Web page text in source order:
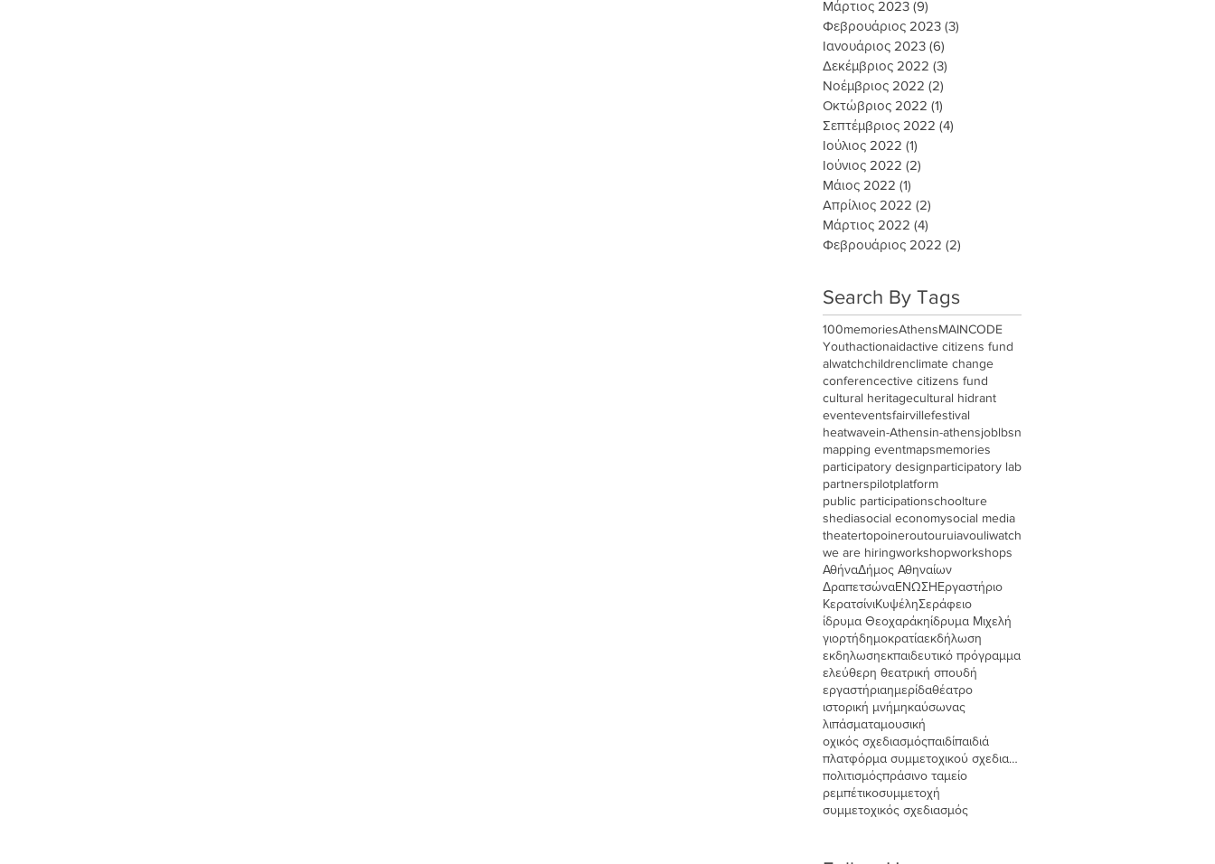
Μάρτιος 2023 (9)
Φεβρουάριος 2023 (3)
Ιανουάριος 2023 (6)
Δεκέμβριος 2022 (3)
Νοέμβριος 2022 (2)
Οκτώβριος 2022 (1)
Σεπτέμβριος 2022 (4)
Ιούλιος 2022 (1)
Ιούνιος 2022 (2)
Μάιος 2022 (1)
Απρίλιος 2022 (2)
Μάρτιος 2022 (4)
Φεβρουάριος 2022 (2)
Search By Tags
100memoriesAthensMAINCODE
Youthactionaidactive citizens fund
alwatchchildrenclimate change
conferencective citizens fund
cultural heritagecultural hidrant
eventeventsfairvillefestival
heatwavein-Athensin-athensjoblbsn
mapping eventmapsmemories
participatory designparticipatory lab
partnerspilotplatform
public participationschoolture
shediasocial economysocial media
theatertopoineroutouruiavouliwatch
we are hiringworkshopworkshops
ΑθήναΔήμος Αθηναίων
ΔραπετσώναΕΝΩΣΗΕργαστήριο
ΚερατσίνιΚυψέληΣεράφειο
ίδρυμα Θεοχαράκηίδρυμα Μιχελή
γιορτήδημοκρατίαεκδήλωση
εκδηλωσηεκπαιδευτικό πρόγραμμα
ελεύθερη θεατρική σπουδή
εργαστήριαημερίδαθέατρο
ιστορική μνήμηκαύσωνας
λιπάσματαμουσική
οχικός σχεδιασμόςπαιδίπαιδιά
πλατφόρμα συμμετοχικού σχεδιασμού
πολιτισμόςπράσινο ταμείο
ρεμπέτικοσυμμετοχή
συμμετοχικός σχεδιασμός